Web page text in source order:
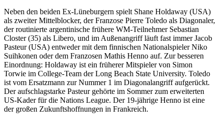
Neben den beiden Ex-Lüneburgern spielt Shane Holdaway (USA)
als zweiter Mittelblocker, der Franzose Pierre Toledo als Diagonaler,
der routinierte argentinische frühere WM-Teilnehmer Sebastian
Closter (35) als Libero, und im Außenangriff läuft fast immer Jacob
Pasteur (USA) entweder mit dem finnischen Nationalspieler Niko
Suihkonen oder dem Franzosen Mathis Henno auf. Zur besseren
Einordnung: Holdaway ist ein früherer Mitspieler von Simon
Torwie im College-Team der Long Beach State University. Toledo
ist vom Ersatzmann zur Nummer 1 im Diagonalangriff aufgerückt.
Der aufschlagstarke Pasteur gehörte im Sommer zum erweiterten
US-Kader für die Nations League. Der 19-jährige Henno ist eine
der großen Zukunftshoffnungen in Frankreich.